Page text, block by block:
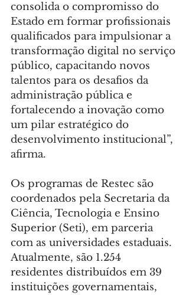
consolida o compromisso do
Estado em formar profissionais
qualificados para impulsionar a
transformação digital no serviço
público, capacitando novos
talentos para os desafios da
administração pública e
fortalecendo a inovação como
um pilar estratégico do
desenvolvimento institucional”,
afirma.
Os programas de Restec são
coordenados pela Secretaria da
Ciência, Tecnologia e Ensino
Superior (Seti), em parceria
com as universidades estaduais.
Atualmente, são 1.254
residentes distribuídos em 39
instituições governamentais,